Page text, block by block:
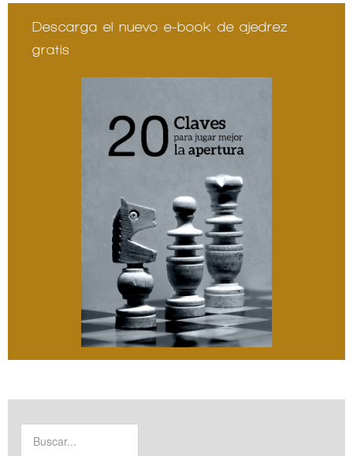
Descarga el nuevo e-book de ajedrez
gratis